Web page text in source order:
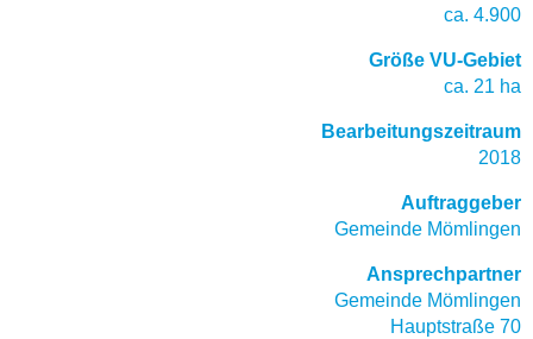
ca. 4.900
Größe VU-Gebiet
ca. 21 ha
Bearbeitungszeitraum
2018
Auftraggeber
Gemeinde Mömlingen
Ansprechpartner
Gemeinde Mömlingen
Hauptstraße 70